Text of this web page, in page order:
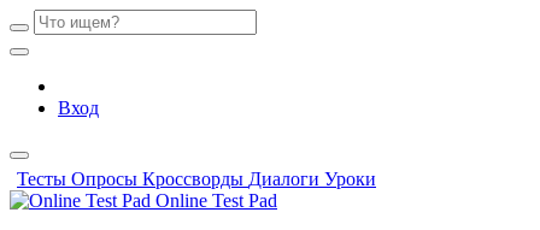
Вход
Тесты Опросы Кроссворды Диалоги Уроки
Online Test Pad